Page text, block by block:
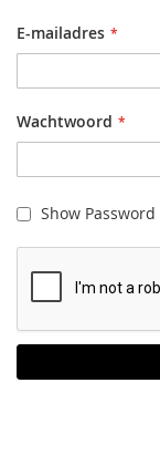
E-mailadres
Wachtwoord
Show Password